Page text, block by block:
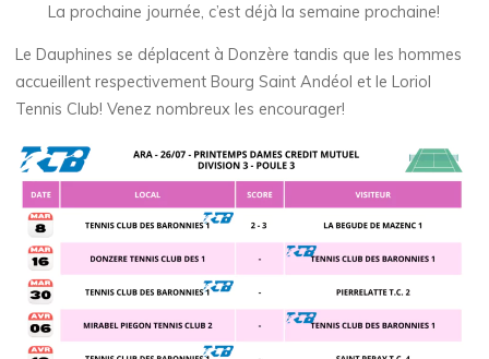
La prochaine journée, c’est déjà la semaine prochaine!
Le Dauphines se déplacent à Donzère tandis que les hommes
accueillent respectivement Bourg Saint Andéol et le Loriol
Tennis Club! Venez nombreux les encourager!